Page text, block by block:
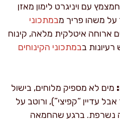
עם ויניגרט לימון מאזן
על משהו פריך מבמתכוני
ארוחה איטלקית מלאה, קינוח
בבמתכוני הקינוחים
מים לא מספיק מלוחים, בישול
עדיין “קפיצי”), ורוטב על
נשרפת. ברגע שהחמאה